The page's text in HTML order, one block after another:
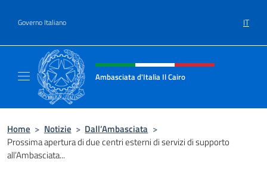
Governo Italiano IT
Intestazione sito, social e menù
Ambasciata d'Italia Il Cairo
Home > Notizie > Dall’Ambasciata >
Prossima apertura di due centri esterni di servizi di supporto
all’Ambasciata...